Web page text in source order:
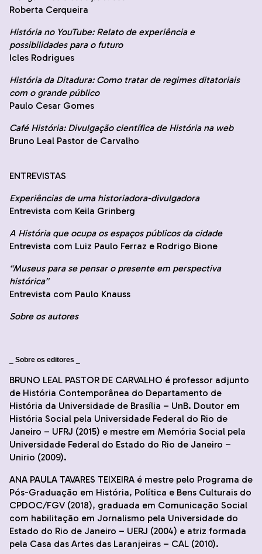
Roberta Cerqueira
História no YouTube: Relato de experiência e
possibilidades para o futuro
Icles Rodrigues
História da Ditadura: Como tratar de regimes ditatoriais
com o grande público
Paulo Cesar Gomes
Café História: Divulgação científica de História na web
Bruno Leal Pastor de Carvalho
ENTREVISTAS
Experiências de uma historiadora-divulgadora
Entrevista com Keila Grinberg
A História que ocupa os espaços públicos da cidade
Entrevista com Luiz Paulo Ferraz e Rodrigo Bione
“Museus para se pensar o presente em perspectiva
histórica”
Entrevista com Paulo Knauss
Sobre os autores
Sobre os editores
BRUNO LEAL PASTOR DE CARVALHO é professor adjunto
de História Contemporânea do Departamento de
História da Universidade de Brasília – UnB. Doutor em
História Social pela Universidade Federal do Rio de
Janeiro – UFRJ (2015) e mestre em Memória Social pela
Universidade Federal do Estado do Rio de Janeiro –
Unirio (2009).
ANA PAULA TAVARES TEIXEIRA é mestre pelo Programa de
Pós-Graduação em História, Política e Bens Culturais do
CPDOC/FGV (2018), graduada em Comunicação Social
com habilitação em Jornalismo pela Universidade do
Estado do Rio de Janeiro – UERJ (2004) e atriz formada
pela Casa das Artes das Laranjeiras – CAL (2010).